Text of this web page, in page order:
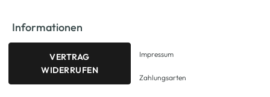
Informationen
VERTRAG
WIDERRUFEN
Impressum
Zahlungsarten